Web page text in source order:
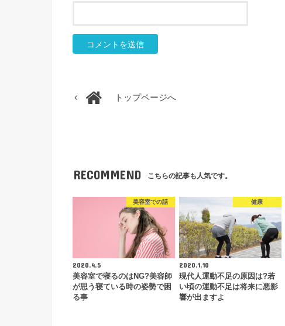
トップページへ
RECOMMEND こちらの記事も人気です。
美容室での話
2020.4.5
美容室で寝るのはNG?美容師
が思う寝ている時の姿勢で困
る事
健康
2020.1.10
現代人運動不足の原因は?若
い頃の運動不足は将来に悪影
響が出ますよ